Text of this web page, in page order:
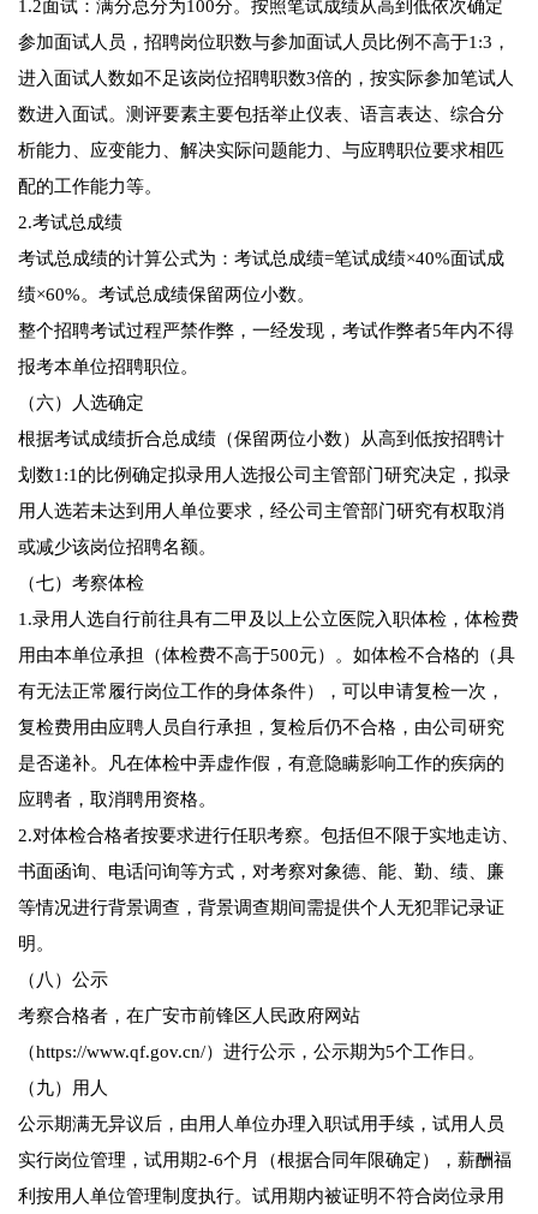
1.2面试：满分总分为100分。按照笔试成绩从高到低依次确定
参加面试人员，招聘岗位职数与参加面试人员比例不高于1:3，
进入面试人数如不足该岗位招聘职数3倍的，按实际参加笔试人
数进入面试。测评要素主要包括举止仪表、语言表达、综合分
析能力、应变能力、解决实际问题能力、与应聘职位要求相匹
配的工作能力等。
2.考试总成绩
考试总成绩的计算公式为：考试总成绩=笔试成绩×40%面试成
绩×60%。考试总成绩保留两位小数。
整个招聘考试过程严禁作弊，一经发现，考试作弊者5年内不得
报考本单位招聘职位。
（六）人选确定
根据考试成绩折合总成绩（保留两位小数）从高到低按招聘计
划数1:1的比例确定拟录用人选报公司主管部门研究决定，拟录
用人选若未达到用人单位要求，经公司主管部门研究有权取消
或减少该岗位招聘名额。
（七）考察体检
1.录用人选自行前往具有二甲及以上公立医院入职体检，体检费
用由本单位承担（体检费不高于500元）。如体检不合格的（具
有无法正常履行岗位工作的身体条件），可以申请复检一次，
复检费用由应聘人员自行承担，复检后仍不合格，由公司研究
是否递补。凡在体检中弄虚作假，有意隐瞒影响工作的疾病的
应聘者，取消聘用资格。
2.对体检合格者按要求进行任职考察。包括但不限于实地走访、
书面函询、电话问询等方式，对考察对象德、能、勤、绩、廉
等情况进行背景调查，背景调查期间需提供个人无犯罪记录证
明。
（八）公示
考察合格者，在广安市前锋区人民政府网站
（https://www.qf.gov.cn/）进行公示，公示期为5个工作日。
（九）用人
公示期满无异议后，由用人单位办理入职试用手续，试用人员
实行岗位管理，试用期2-6个月（根据合同年限确定），薪酬福
利按用人单位管理制度执行。试用期内被证明不符合岗位录用